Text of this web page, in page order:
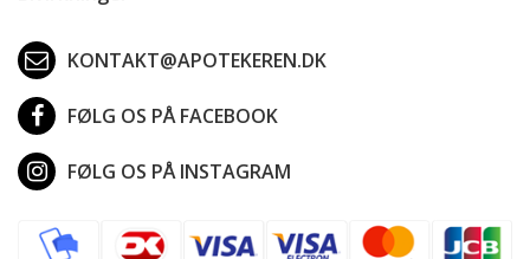
KONTAKT@APOTEKEREN.DK
FØLG OS PÅ FACEBOOK
FØLG OS PÅ INSTAGRAM